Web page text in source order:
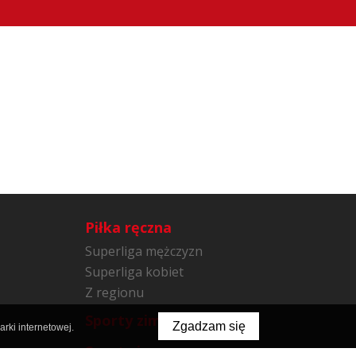
Piłka ręczna
Superliga mężczyzn
Superliga kobiet
Z regionu
Sporty zimowe
Sporty inne
internetowej. Zgadzam się